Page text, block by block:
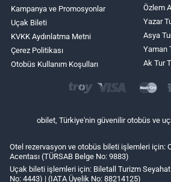
Kampanya ve Promosyonlar
Uçak Bileti
KVKK Aydınlatma Metni
Çerez Politikası
Otobüs Kullanım Koşulları
Özlem
Yazar
Asya
Yaman
Ak Tur
obilet, Türkiye'nin güvenilir otobüs ve
Otel rezervasyon ve otobüs bileti işlemleri için:
Acentası (TÜRSAB Belge No: 9883)
Uçak bileti işlemleri için: Biletall Turizm Seyahat
No: 4443) | (IATA Üyelik No: 88214125)